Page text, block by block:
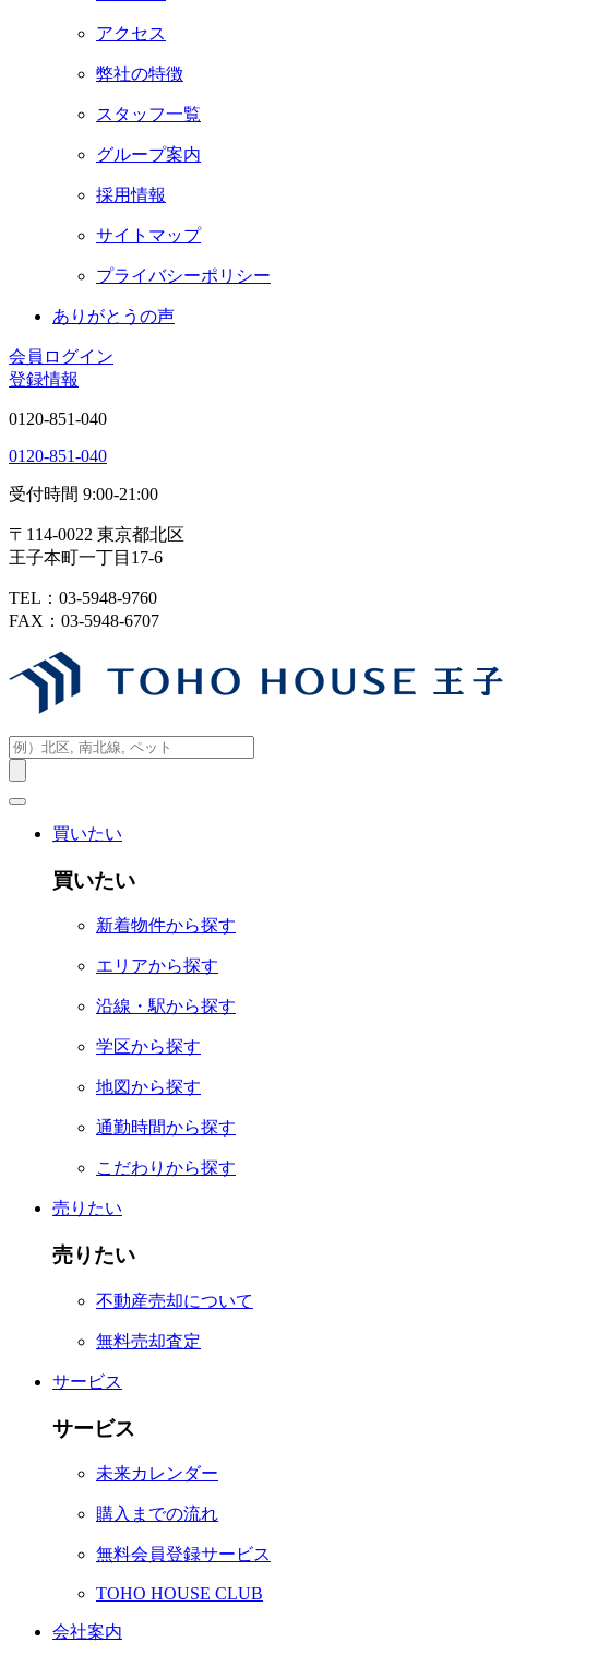
アクセス
弊社の特徴
スタッフ一覧
グループ案内
採用情報
サイトマップ
プライバシーポリシー
ありがとうの声
会員ログイン
登録情報
0120-851-040
0120-851-040
受付時間 9:00-21:00
〒114-0022 東京都北区
王子本町一丁目17-6
TEL：03-5948-9760
FAX：03-5948-6707
買いたい
買いたい
新着物件から探す
エリアから探す
沿線・駅から探す
学区から探す
地図から探す
通勤時間から探す
こだわりから探す
売りたい
売りたい
不動産売却について
無料売却査定
サービス
サービス
未来カレンダー
購入までの流れ
無料会員登録サービス
TOHO HOUSE CLUB
会社案内